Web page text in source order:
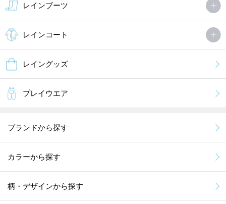
レインブーツ
レインコート
レイングッズ
プレイウエア
ブランドから探す
カラーから探す
柄・デザインから探す